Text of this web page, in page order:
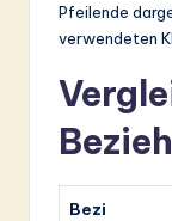
Pfeilende
verwendeten
Bezi